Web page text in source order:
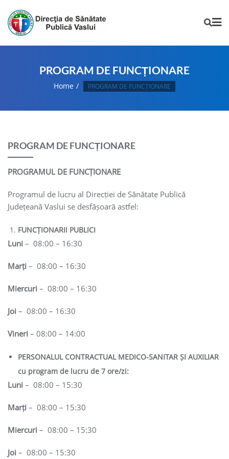
PROGRAM DE FUNCȚIONARE
Home PROGRAM DE FUNCȚIONARE
PROGRAM DE FUNCȚIONARE
PROGRAMUL DE FUNCȚIONARE
Programul de lucru al Direcției de Sănătate Publică
Județeană Vaslui se desfășoară astfel:
FUNCȚIONARII PUBLICI
Luni – 08:00 – 16:30
Marți – 08:00 – 16:30
Miercuri – 08:00 – 16:30
Joi – 08:00 – 16:30
Vineri – 08:00 – 14:00
PERSONALUL CONTRACTUAL MEDICO-SANITAR ȘI AUXILIAR
cu program de lucru de 7 ore/zi:
Luni – 08:00 – 15:30
Marți – 08:00 – 15:30
Miercuri – 08:00 – 15:30
Joi – 08:00 – 15:30